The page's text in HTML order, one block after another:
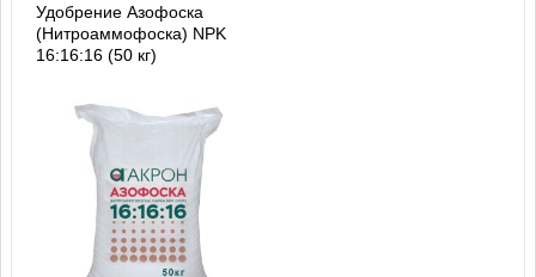
Удобрение Азофоска
(Нитроаммофоска) NPK
16:16:16 (50 кг)